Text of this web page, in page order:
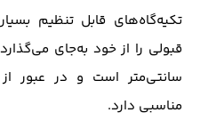
تکیه‌گاه‌های قابل تنظیم
سانتی‌متر است و در عبور
مناسبی دارد.